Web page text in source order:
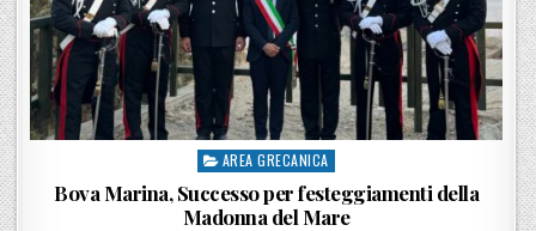
Posted in
AREA GRECANICA
Bova Marina, Successo per festeggiamenti della
Madonna del Mare